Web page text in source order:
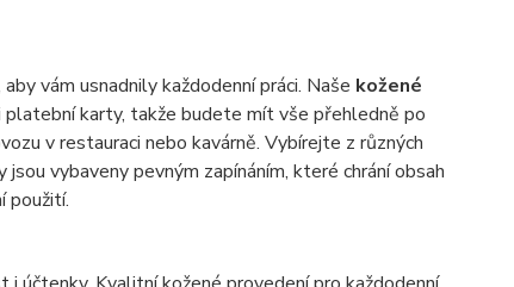
vám usnadnily každodenní práci. Naše kožené
platební karty, takže budete mít vše přehledně po
v restauraci nebo kavárně. Vybírejte z různých
vybaveny pevným zapínáním, které chrání obsah
použití.